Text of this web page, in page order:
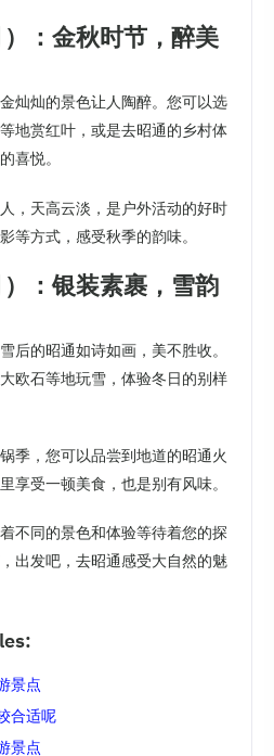
：金秋时节，醉美
灿灿的景色让人陶醉。您可以选
地赏红叶，或是去昭通的乡村体
喜悦。
，天高云淡，是户外活动的好时
等方式，感受秋季的韵味。
：银装素裹，雪韵
后的昭通如诗如画，美不胜收。
欧石等地玩雪，体验冬日的别样
季，您可以品尝到地道的昭通火
享受一顿美食，也是别有风味。
不同的景色和体验等待着您的探
出发吧，去昭通感受大自然的魅
景点
合适呢
景点